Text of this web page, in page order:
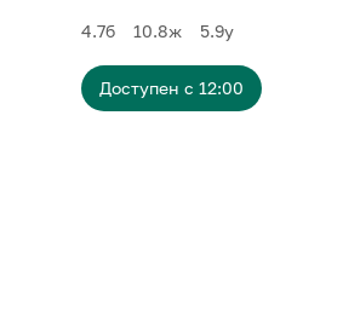
4.7б 10.8ж 5.9у
Доступен с 12:00